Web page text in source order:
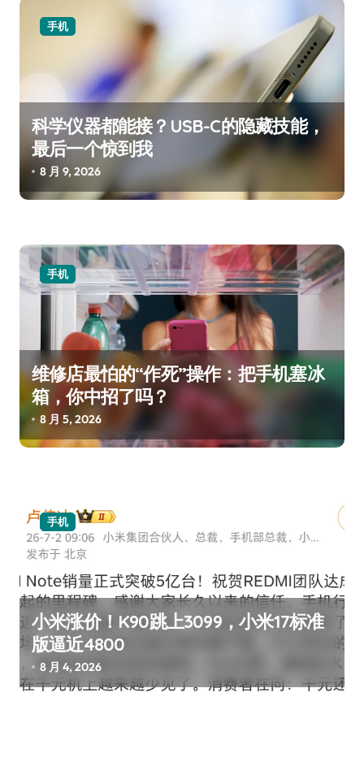
手机
科学仪器都能接？USB-C的隐藏技能，
最后一个惊到我
8 月 9, 2026
手机
维修店最怕的“作死”操作：把手机塞冰
箱，你中招了吗？
8 月 5, 2026
手机
小米涨价！K90跳上3099，小米17标准
版逼近4800
8 月 4, 2026